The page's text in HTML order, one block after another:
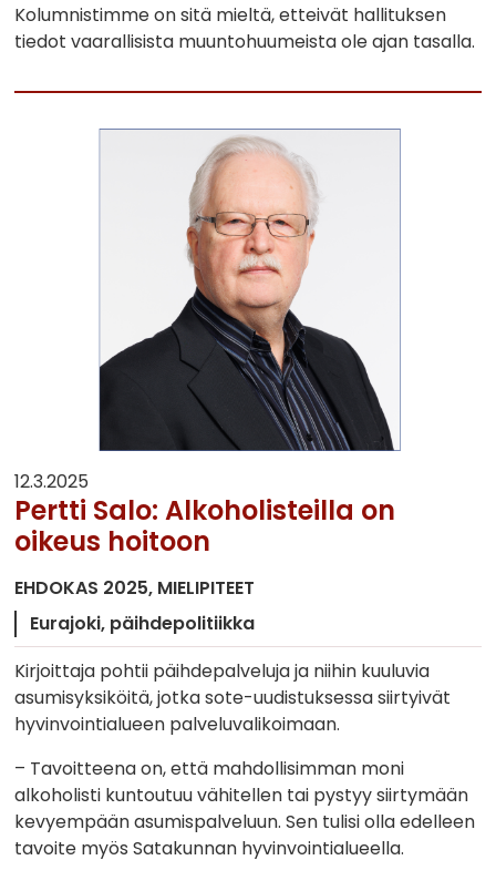
Kolumnistimme on sitä mieltä, etteivät hallituksen
tiedot vaarallisista muuntohuumeista ole ajan tasalla.
12.3.2025
Pertti Salo: Alkoholisteilla on
oikeus hoitoon
EHDOKAS 2025 MIELIPITEET
Eurajoki päihdepolitiikka
Kirjoittaja pohtii päihdepalveluja ja niihin kuuluvia
asumisyksiköitä, jotka sote-uudistuksessa siirtyivät
hyvinvointialueen palveluvalikoimaan.
– Tavoitteena on, että mahdollisimman moni
alkoholisti kuntoutuu vähitellen tai pystyy siirtymään
kevyempään asumispalveluun. Sen tulisi olla edelleen
tavoite myös Satakunnan hyvinvointialueella.